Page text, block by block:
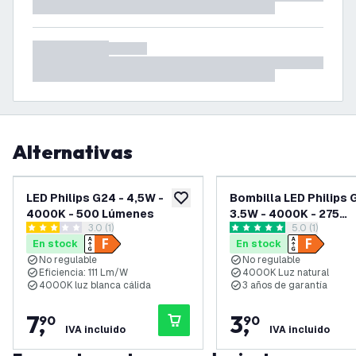
Alternativas
añadir a lista de deseos
LED Philips G24 - 4,5W -
4000K - 500 Lúmenes
abrir el panel de reseñas
3 estrellas de puntuación
3.0 (1)
En stock
No regulable
Eficiencia: 111 Lm/W
4000K luz blanca cálida
7,
90
IVA incluido
Bombilla LED Philips
3.5W - 4000K - 275
Lúmenes -abrir el panel
5 estrellas de puntuación
5.0 (1)
En stock
No regulable
4000K Luz natural
3 años de garantía
3,
90
IVA incluido